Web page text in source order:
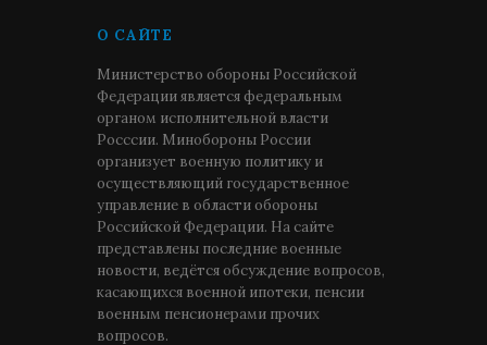
О САЙТЕ
Министерство обороны Российской
Федерации является федеральным
органом исполнительной власти
Росссии. Минобороны России
организует военную политику и
осуществляющий государственное
управление в области обороны
Российской Федерации. На сайте
представлены последние военные
новости, ведётся обсуждение вопросов,
касающихся военной ипотеки, пенсии
военным пенсионерами прочих
вопросов.